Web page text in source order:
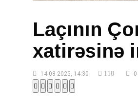
Laçının
xatirəsinə
14-08-2025, 14:30 118